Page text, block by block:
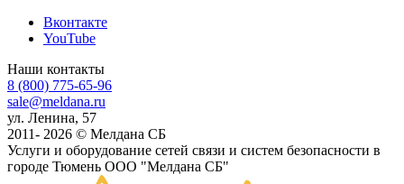
Вконтакте
YouTube
Наши контакты
8 (800) 775-65-96
sale@meldana.ru
ул. Ленина, 57
2011- 2026 © Мелдана СБ
Услуги и оборудование сетей связи и систем безопасности в
городе Тюмень ООО "Мелдана СБ"